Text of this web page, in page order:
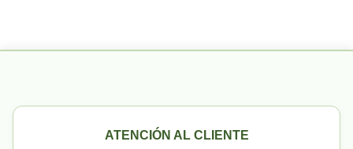
ATENCIÓN AL CLIENTE